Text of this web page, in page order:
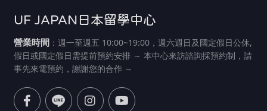
UF JAPAN日本留學中心
營業時間：週一至週五 10:00~19:00，週六週日及國定假日公休,
假日或國定假日需提前預約安排 ～ 本中心來訪諮詢採預約制，請
事先來電預約，謝謝您的合作 ～